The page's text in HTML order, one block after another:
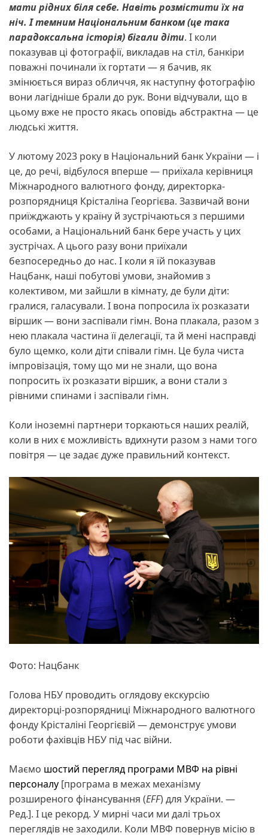
матиріднихбіля себе. Навіть розмістити їх на
ніч. І темним Національним банком (це така
парадоксальна історія) бігали діти. І коли
показував ці фотографії, викладав на стіл, банкіри
поважні починали їх гортати — я бачив, як
змінюється вираз обличчя, як наступну фотографію
вони лагідніше брали до рук. Вони відчували, що в
цьому вже не просто якась оповідь абстрактна — це
людські життя.
У лютому 2023 року в Національний банк України — і
це, до речі, відбулося вперше — приїхала керівниця
Міжнародного валютного фонду, директорка-
розпорядниця Крісталіна Георгієва. Зазвичай вони
приїжджають у країну й зустрічаються з першими
особами, а Національний банк бере участь у цих
зустрічах. А цього разу вони приїхали
безпосередньо до нас. І коли я їй показував
Нацбанк, наші побутові умови, знайомив з
колективом, ми зайшли в кімнату, де були діти:
гралися, галасували. І вона попросила їх розказати
віршик — вони заспівали гімн. Вона плакала, разом з
нею плакала частина її делегації, та й мені насправді
було щемко, коли діти співали гімн. Це була чиста
імпровізація, тому що ми не знали, що вона
попросить їх розказати віршик, а вони стали з
рівними спинами і заспівали гімн.
Коли іноземні партнери торкаються наших реалій,
коли в них є можливість вдихнути разом з нами того
повітря — це задає дуже правильний контекст.
Фото: Нацбанк
Голова НБУ проводить оглядову екскурсію
директорці-розпорядниці Міжнародного валютного
фонду Крісталіні Георгієвій — демонструє умови
роботи фахівців НБУ під час війни.
Маємо шостий перегляд програми МВФ на рівні
персоналу [програма в межах механізму
розширеного фінансування (EFF) для України. —
Ред.]. І це рекорд. У мирні часи ми далі трьох
переглядів не заходили. Коли МВФ повернув місію в